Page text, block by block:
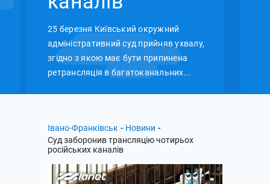
25 березня Київський окружний
адміністративний суд прийняв ухвалу,
згідно з якою має бути припинена
ретрансляція в багатоканальних...
Івано-Франківськ - Новини -
Cуд заборонив трансляцію чотирьох
російських каналів